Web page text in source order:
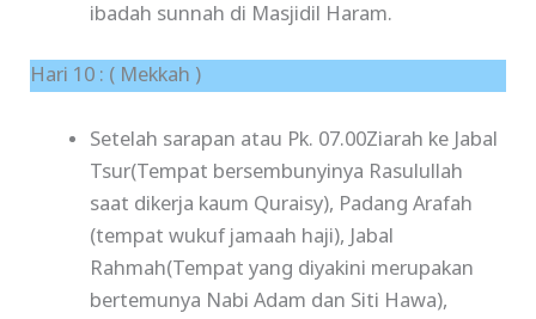
ibadah sunnah di Masjidil Haram.
Hari 10 : ( Mekkah )
Setelah sarapan atau Pk. 07.00Ziarah ke Jabal
Tsur(Tempat bersembunyinya Rasulullah
saat dikerja kaum Quraisy), Padang Arafah
(tempat wukuf jamaah haji), Jabal
Rahmah(Tempat yang diyakini merupakan
bertemunya Nabi Adam dan Siti Hawa),